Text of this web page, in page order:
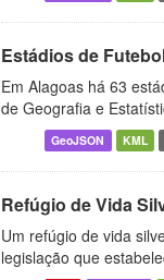
Estádios de
Em Alagoas há 63
de Geografia e
GeoJSON KML
Refúgio de Vida
Um refúgio de vida
legislação que